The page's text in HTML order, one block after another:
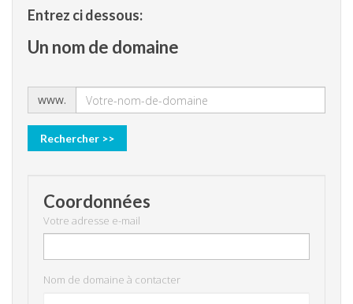
Entrez ci dessous:
Un nom de domaine
www.
Coordonnées
Votre adresse e-mail
Nom de domaine à contacter